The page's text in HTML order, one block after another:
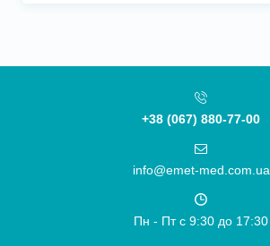
+38 (067) 880-77-00
info@emet-med.com.ua
Пн - Пт c 9:30 до 17:30